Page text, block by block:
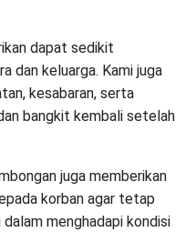
dapat sedikit
dan keluarga. Kami juga
kesabaran, serta
bangkit kembali setelah
juga memberikan
korban agar tetap
menghadapi kondisi